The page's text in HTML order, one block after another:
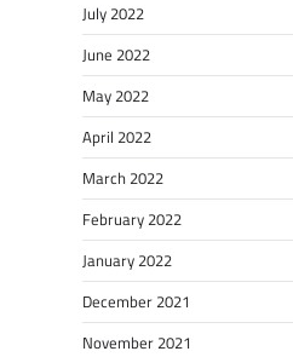
July 2022
June 2022
May 2022
April 2022
March 2022
February 2022
January 2022
December 2021
November 2021